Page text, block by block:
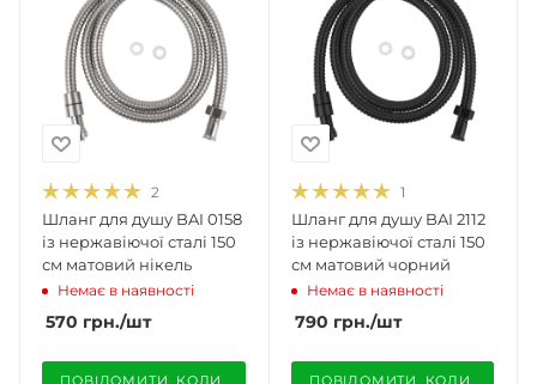
2
Шланг для душу BAI 0158
із нержавіючої сталі 150
см матовий нікель
Немає в наявності
570 грн./шт
ПОВІДОМИТИ, КОЛИ
1
Шланг для душу BAI 2112
із нержавіючої сталі 150
см матовий чорний
Немає в наявності
790 грн./шт
ПОВІДОМИТИ, КОЛИ